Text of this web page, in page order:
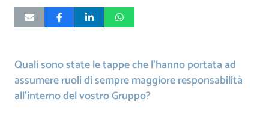
Quali sono state le tappe che l’hanno portata ad
assumere ruoli di sempre maggiore responsabilità
all’interno del vostro Gruppo?